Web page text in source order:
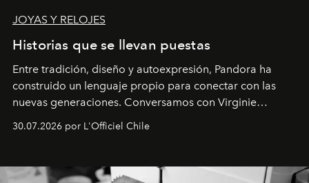
JOYAS Y RELOJES
Historias que se llevan puestas
Entre tradición, diseño y autoexpresión, Pandora ha
construido un lenguaje propio para conectar con las
nuevas generaciones. Conversamos con Virginie
Dubray, la responsable de marketing para
Latinoamérica, sobre identidad, cultura y el valor
30.07.2026 por L'Officiel Chile